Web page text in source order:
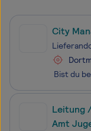
City
Leitung
Amt